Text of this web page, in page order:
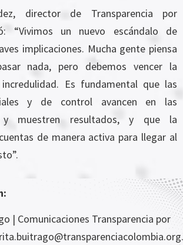
director de Transparencia por
“Vivimos un nuevo escándalo de
implicaciones. Mucha gente piensa
nada, pero debemos vencer la
Es fundamental que las
y de control avancen en las
y muestren resultados, y que la
de manera activa para llegar al
| Comunicaciones Transparencia por